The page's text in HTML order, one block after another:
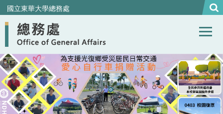
跳
到
主
內
容
區
國立東華大學總務處